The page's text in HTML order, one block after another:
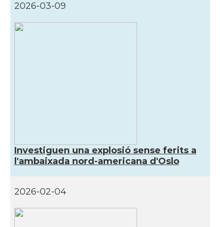
2026-03-09
Investiguen una explosió sense ferits a
l'ambaixada nord-americana d'Oslo
2026-02-04